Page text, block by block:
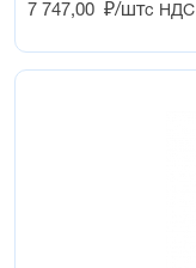
7 747,00 ₽/штс НДС